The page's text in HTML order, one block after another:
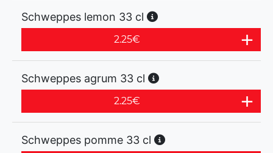
Schweppes lemon 33 cl
2.25€
Schweppes agrum 33 cl
2.25€
Schweppes pomme 33 cl